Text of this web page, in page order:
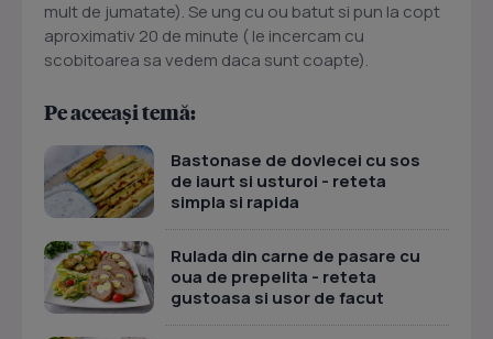
mult de jumatate). Se ung cu ou batut si pun la copt
aproximativ 20 de minute ( le incercam cu
scobitoarea sa vedem daca sunt coapte).
Pe aceeași temă:
Bastonase de dovlecei cu sos
de iaurt si usturoi - reteta
simpla si rapida
Rulada din carne de pasare cu
oua de prepelita - reteta
gustoasa si usor de facut